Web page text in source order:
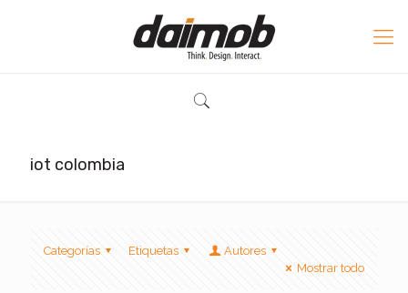
iot colombia
Categorías Etiquetas
Autores
Mostrar todo